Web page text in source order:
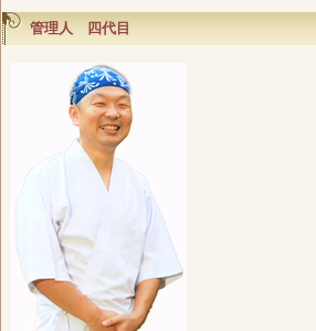
管理人 四代目